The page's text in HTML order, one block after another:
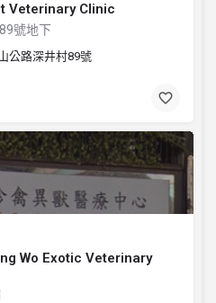
Veterinary Clinic
號地下
公路深井村89號
Wo Exotic Veterinary